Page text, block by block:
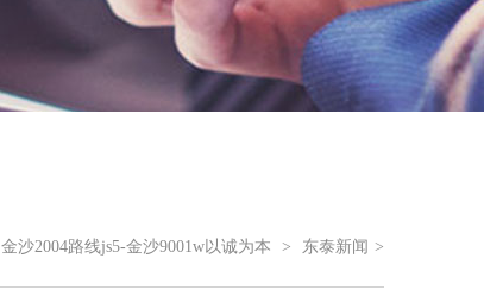
金沙2004路线js5-金沙9001w以诚为本 > 东泰新闻 >